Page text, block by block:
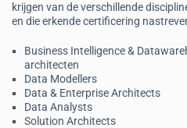
krijgen van de verschillende
en die erkende certificering
Business Intelligence &
architecten
Data Modellers
Data & Enterprise Architects
Data Analysts
Solution Architects